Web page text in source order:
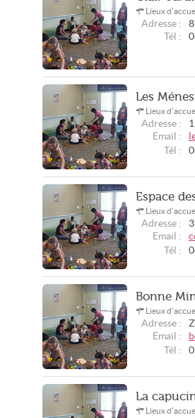
Lieux
Adresse :
Tél :
Les
Lieux
Adresse :
Email :
Tél :
Espace
Lieux
Adresse :
Email :
Tél :
Bonne
Lieux
Adresse :
Email :
Tél :
La
Lieux